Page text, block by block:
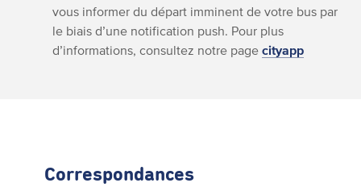
vous informer du départ imminent de votre bus par
le biais d’une notification push. Pour plus
d’informations, consultez notre page cityapp
Correspondances